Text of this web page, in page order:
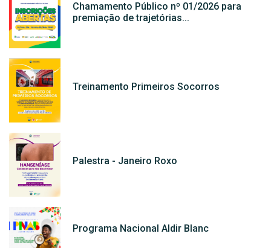
Chamamento Público nº 01/2026 para
premiação de trajetórias...
Treinamento Primeiros Socorros
Palestra - Janeiro Roxo
Programa Nacional Aldir Blanc